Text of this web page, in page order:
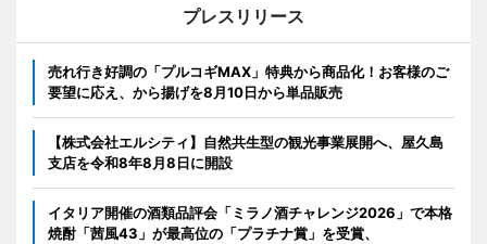
プレスリリース
売れ行き好調の「プルコギMAX」特典から商品化！お客様のご
要望に応え、から揚げを8月10日から単品販売
【株式会社エルシティ】自然共生型の観光事業展開へ、屋久島
支店を令和8年8月8日に開設
イタリア開催の酒類品評会「ミラノ酒チャレンジ2026」で本格
焼酎「茜風43」が最高位の「プラチナ賞」を受賞、